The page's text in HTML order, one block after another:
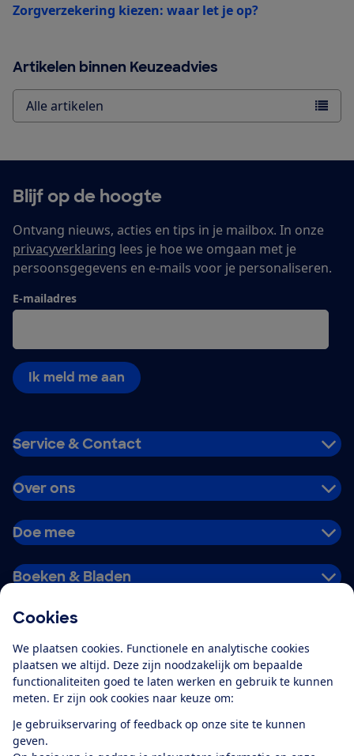
Cookies
We plaatsen cookies. Functionele en analytische cookies
plaatsen we altijd. Deze zijn noodzakelijk om bepaalde
functionaliteiten goed te laten werken en gebruik te kunnen
meten. Er zijn ook cookies naar keuze om:
Je gebruikservaring of feedback op onze site te kunnen
geven.
Zorgverzekering kiezen: waar let je op?
Artikelen binnen Keuzeadvies
Alle artikelen
Blijf op de hoogte
Ontvang nieuws, acties en tips in je mailbox. In onze
privacyverklaring lees je hoe we omgaan met je
persoonsgegevens en e-mails voor je personaliseren.
E-mailadres
Ik meld me aan
Service & Contact
Over ons
Doe mee
Boeken & Bladen
Alles over de
app